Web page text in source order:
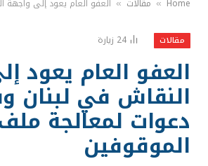
Home
» مقالات » العفو العام يعود إلى واجهة النقاش في
مقالات 24 زيارة
العفو العام يعود
النقاش في لبنان
دعوات لمعالجة
الموقوفين